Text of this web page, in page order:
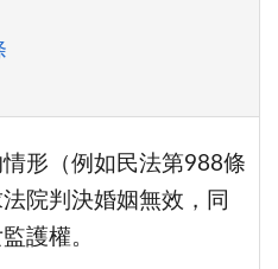
形（例如民法第988條
院判決婚姻無效，同
護權。